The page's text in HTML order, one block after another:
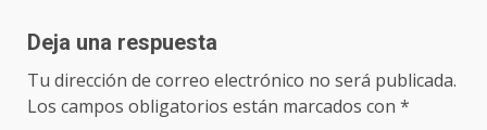
Deja una respuesta
Tu dirección de correo electrónico no será publicada.
Los campos obligatorios están marcados con *